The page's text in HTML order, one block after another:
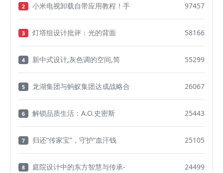
2 小米电视卸载自带应用教程！手 97457
3 灯塔组设计批评：光的背面 58166
4 新中式设计,灰色调的空间,简 55299
5 龙湖集团与蚂蚁集团达成战略合 26067
6 解锁品质生活：A.O.史密斯 25443
7 归还“传家宝”，守护“血汗钱 25105
8 庭院设计中的东方智慧与传承- 24499